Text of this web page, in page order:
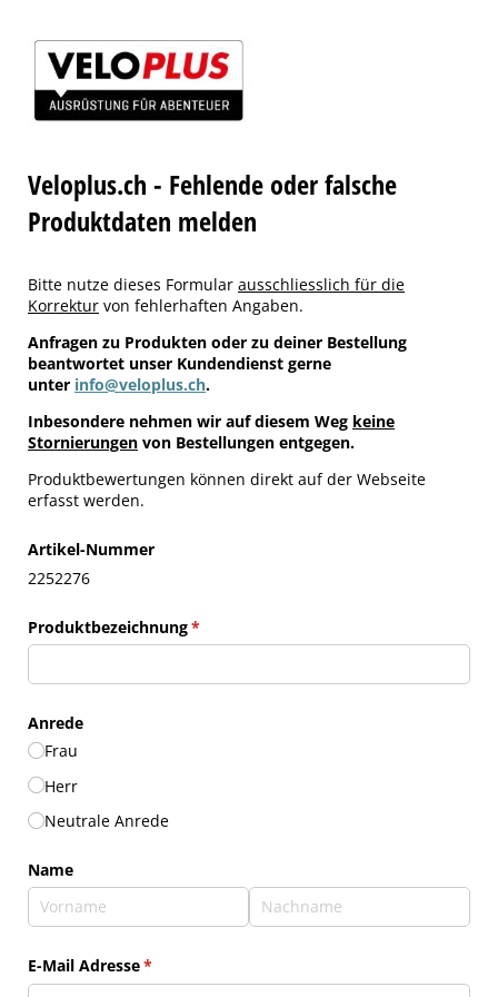
Veloplus.ch - Fehlende oder falsche
Produktdaten melden
Bitte nutze dieses Formular ausschliesslich für die
Korrektur von fehlerhaften Angaben.
Anfragen zu Produkten oder zu deiner Bestellung
beantwortet unser Kundendienst gerne
unter info@veloplus.ch.
Inbesondere nehmen wir auf diesem Weg keine
Stornierungen von Bestellungen entgegen.
Produktbewertungen können direkt auf der Webseite
erfasst werden.
Artikel-Nummer
2252276
Produktbezeichnung*
(erforderlich)
Anrede
Frau
Herr
Neutrale Anrede
Name
E-Mail Adresse*
(erforderlich)